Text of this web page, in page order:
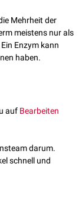
Mehrheit der
meistens nur als
Enzym kann
haben.
auf Bearbeiten
darum.
schnell und